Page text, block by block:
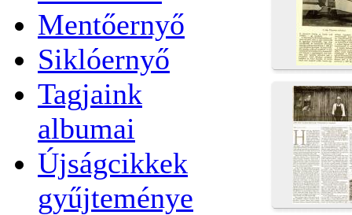
Mentőernyő
Siklóernyő
Tagjaink
albumai
Újságcikkek
gyűjteménye